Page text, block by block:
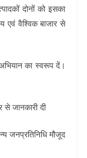
दोनों को इसका
एवं वैश्विक बाजार से
का स्वरूप दें।
जानकारी दी
जनप्रतिनिधि मौजूद